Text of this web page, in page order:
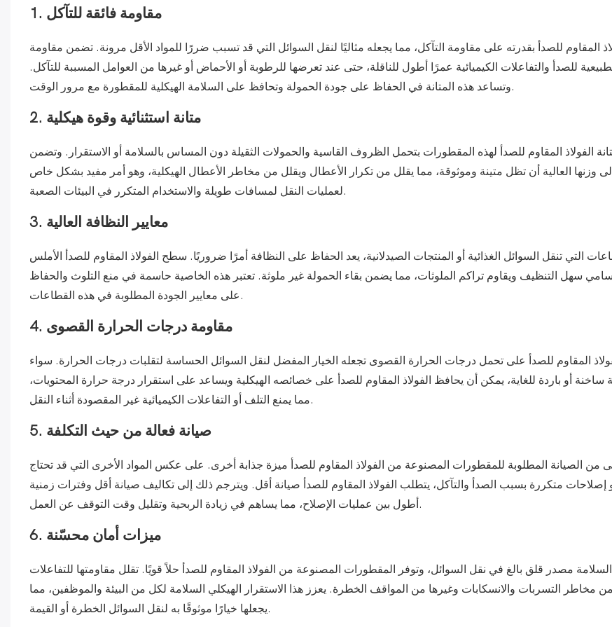
1. مقاومة فائقة للتآكل
المقاوم للصدأ بقدرته على مقاومة التآكل، مما يجعله مثاليًا لنقل السوائل التي قد تسبب ضررًا للمواد الأقل مرونة. تضمن مقاومة
للصدأ والتفاعلات الكيميائية عمرًا أطول للناقلة، حتى عند تعرضها للرطوبة أو الأحماض أو غيرها من العوامل المسببة للتآكل.
وتساعد هذه المتانة في الحفاظ على جودة الحمولة وتحافظ على السلامة الهيكلية للمقطورة مع مرور الوقت.
2. متانة استثنائية وقوة هيكلية
الفولاذ المقاوم للصدأ لهذه المقطورات بتحمل الظروف القاسية والحمولات الثقيلة دون المساس بالسلامة أو الاستقرار. وتضمن
وزنها العالية أن تظل متينة وموثوقة، مما يقلل من تكرار الأعطال ويقلل من مخاطر الأعطال الهيكلية، وهو أمر مفيد بشكل خاص
لعمليات النقل لمسافات طويلة والاستخدام المتكرر في البيئات الصعبة.
3. معايير النظافة العالية
التي تنقل السوائل الغذائية أو المنتجات الصيدلانية، يعد الحفاظ على النظافة أمرًا ضروريًا. سطح الفولاذ المقاوم للصدأ الأملس
سهل التنظيف ويقاوم تراكم الملوثات، مما يضمن بقاء الحمولة غير ملوثة. تعتبر هذه الخاصية حاسمة في منع التلوث والحفاظ
على معايير الجودة المطلوبة في هذه القطاعات.
4. مقاومة درجات الحرارة القصوى
المقاوم للصدأ على تحمل درجات الحرارة القصوى تجعله الخيار المفضل لنقل السوائل الحساسة لتقلبات درجات الحرارة. سواء
ساخنة أو باردة للغاية، يمكن أن يحافظ الفولاذ المقاوم للصدأ على خصائصه الهيكلية ويساعد على استقرار درجة حرارة المحتويات،
مما يمنع التلف أو التفاعلات الكيميائية غير المقصودة أثناء النقل.
5. صيانة فعالة من حيث التكلفة
من الصيانة المطلوبة للمقطورات المصنوعة من الفولاذ المقاوم للصدأ ميزة جذابة أخرى. على عكس المواد الأخرى التي قد تحتاج
إصلاحات متكررة بسبب الصدأ والتآكل، يتطلب الفولاذ المقاوم للصدأ صيانة أقل. ويترجم ذلك إلى تكاليف صيانة أقل وفترات زمنية
أطول بين عمليات الإصلاح، مما يساهم في زيادة الربحية وتقليل وقت التوقف عن العمل.
6. ميزات أمان محسّنة
السلامة مصدر قلق بالغ في نقل السوائل، وتوفر المقطورات المصنوعة من الفولاذ المقاوم للصدأ حلاً قويًا. تقلل مقاومتها للتفاعلات
من مخاطر التسربات والانسكابات وغيرها من المواقف الخطرة. يعزز هذا الاستقرار الهيكلي السلامة لكل من البيئة والموظفين، مما
يجعلها خيارًا موثوقًا به لنقل السوائل الخطرة أو القيمة.